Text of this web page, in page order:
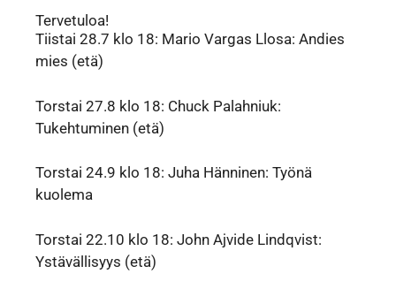
Tervetuloa!
Tiistai 28.7 klo 18: Mario Vargas Llosa: Andies
mies (etä)
Torstai 27.8 klo 18: Chuck Palahniuk:
Tukehtuminen (etä)
Torstai 24.9 klo 18: Juha Hänninen: Työnä
kuolema
Torstai 22.10 klo 18: John Ajvide Lindqvist:
Ystävällisyys (etä)